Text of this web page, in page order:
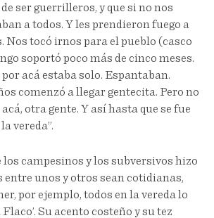
ser guerrilleros, y que si no nos
a todos. Y les prendieron fuego a
Nos tocó irnos para el pueblo (casco
soportó poco más de cinco meses.
por acá estaba solo. Espantaban.
comenzó a llegar gentecita. Pero no
otra gente. Y así hasta que se fue
vereda”.
campesinos y los subversivos hizo
entre unos y otros sean cotidianas,
por ejemplo, todos en la vereda lo
Su acento costeño y su tez